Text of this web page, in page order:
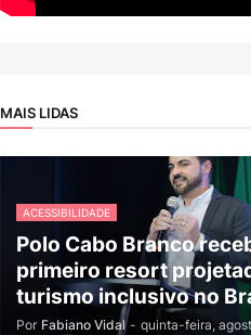
MAIS LIDAS
ACESSIBILIDADE
Polo Cabo Branco
primeiro resort
turismo inclusivo no
Por Fabiano Vidal - quinta-feira,